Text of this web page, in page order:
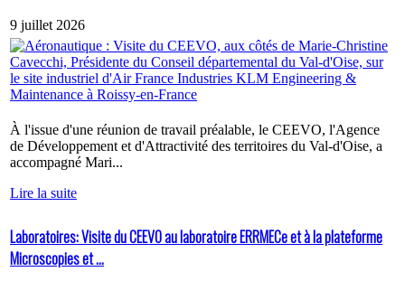
9 juillet 2026
À l'issue d'une réunion de travail préalable, le CEEVO, l'Agence
de Développement et d'Attractivité des territoires du Val-d'Oise, a
accompagné Mari...
Lire la suite
Laboratoires: Visite du CEEVO au laboratoire ERRMECe et à la plateforme
Microscopies et ...